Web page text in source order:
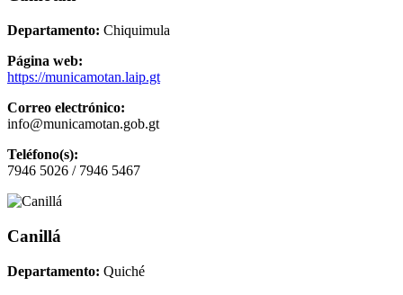
Departamento: Chiquimula
Página web:
https://municamotan.laip.gt
Correo electrónico:
info@municamotan.gob.gt
Teléfono(s):
7946 5026 / 7946 5467
Canillá
Departamento: Quiché